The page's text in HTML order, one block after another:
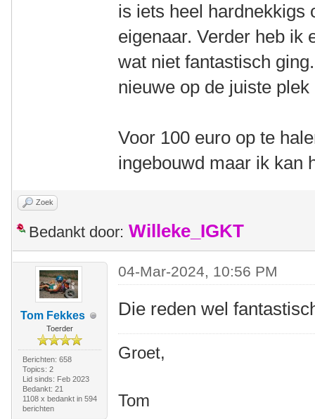
is iets heel hardnekkigs
eigenaar. Verder heb ik
wat niet fantastisch
nieuwe op de juiste plek
Voor 100 euro op te
ingebouwd maar ik kan
Zoek
Bedankt door: Willeke_IGKT
Tom Fekkes
Toerder
Berichten: 658
Topics: 2
Lid sinds: Feb 2023
Bedankt: 21
1108 x bedankt in 594
berichten
04-Mar-2024, 10:56 PM
Die reden wel
Groet,
Tom